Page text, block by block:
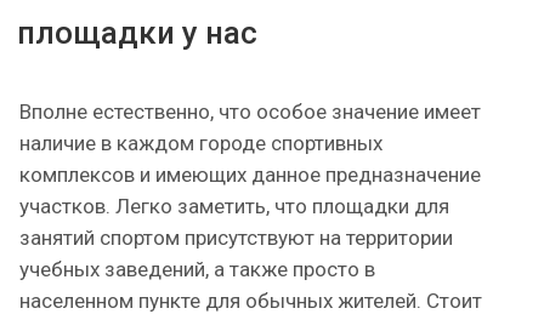
площадки у нас
Вполне естественно, что особое значение имеет
наличие в каждом городе спортивных
комплексов и имеющих данное предназначение
участков. Легко заметить, что площадки для
занятий спортом присутствуют на территории
учебных заведений, а также просто в
населенном пункте для обычных жителей. Стоит